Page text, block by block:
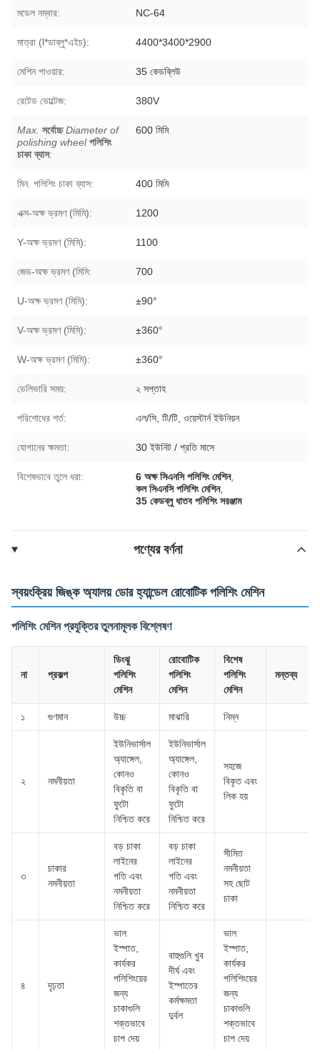
মডেল নম্বার: NC-64
মাত্রা (l*ডাব্লু*এইচ): 4400*3400*2900
মেশিন পাওয়ার: 35 কেডব্লিউ
রেটেড ভোল্টেজ: 380V
Max. সর্বোচ্চ Diameter of
polishing wheel পলিশিং
চাকা ব্যাস:
600 মিমি
মিন. পলিশিং চাকা ব্যাস: 400 মিমি
এক্স-অক্ষ ভ্রমণ (মিমি): 1200
Y-অক্ষ ভ্রমণ (মিমি): 1100
জেড-অক্ষ ভ্রমণ (মিমি: 700
U-অক্ষ ভ্রমণ (মিমি): ±90°
V-অক্ষ ভ্রমণ (মিমি): ±360°
W-অক্ষ ভ্রমণ (মিমি): ±360°
ডেলিভারি সময়: ২ সপ্তাহ
পরিশোধের শর্ত: এল/সি, টি/টি, ওয়েস্টার্ন ইউনিয়ন
যোগানের ক্ষমতা: 30 ইউনিট / প্রতি মাসে
বিশেষভাবে তুলে ধরা: 6 অক্ষ সিএনসি পলিশিং মেশিন,
কল সিএনসি পলিশিং মেশিন,
35 কেডব্লু ধাতব পলিশিং সরঞ্জাম
পণ্যের বর্ণনা
স্বয়ংক্রিয় জিঙ্ক অ্যালয় ডোর হ্যান্ডেল রোবোটিক পলিশিং মেশিন
পলিশিং মেশিন প্রযুক্তির তুলনামূলক বিশ্লেষণ
না প্রকল্প
ডিংঝু
পলিশিং
মেশিন
রোবোটিক
পলিশিং
মেশিন
বিশেষ
পলিশিং
মেশিন
মন্তব্য
১ গুণমান উচ্চ মাঝারি নিম্ন
২ নমনীয়তা
ইউনিভার্সাল
অ্যাঙ্গেল,
কোনও
বিকৃতি বা
ফুটো
নিশ্চিত করে
ইউনিভার্সাল
অ্যাঙ্গেল,
কোনও
বিকৃতি বা
ফুটো
নিশ্চিত করে
সহজে
বিকৃত এবং
লিক হয়
৩
চাকার
নমনীয়তা
বড় চাকা
লাইনের
গতি এবং
নমনীয়তা
নিশ্চিত করে
বড় চাকা
লাইনের
গতি এবং
নমনীয়তা
নিশ্চিত করে
সীমিত
নমনীয়তা
সহ ছোট
চাকা
৪ দৃঢ়তা
ভাল
ইস্পাত,
কার্যকর
পলিশিংয়ের
জন্য
চাকাগুলি
শক্তভাবে
চাপ দেয়
বাহুগুলি খুব
দীর্ঘ এবং
ইস্পাতের
কর্মক্ষমতা
দুর্বল
ভাল
ইস্পাত,
কার্যকর
পলিশিংয়ের
জন্য
চাকাগুলি
শক্তভাবে
চাপ দেয়